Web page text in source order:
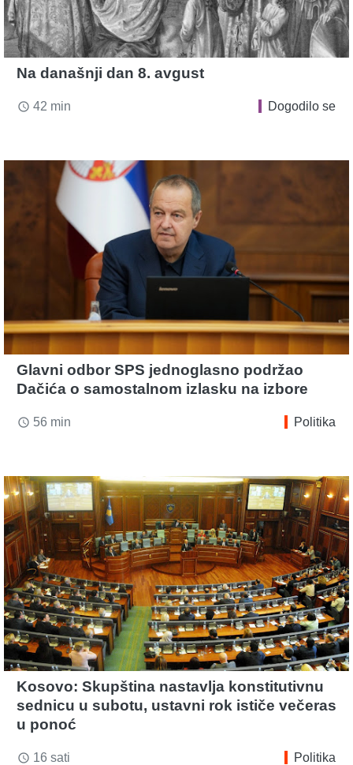
Na današnji dan 8. avgust
access_time 42 min Dogodilo se
Glavni odbor SPS jednoglasno podržao
Dačića o samostalnom izlasku na izbore
access_time 56 min Politika
Kosovo: Skupština nastavlja konstitutivnu
sednicu u subotu, ustavni rok ističe večeras
u ponoć
access_time 16 sati Politika